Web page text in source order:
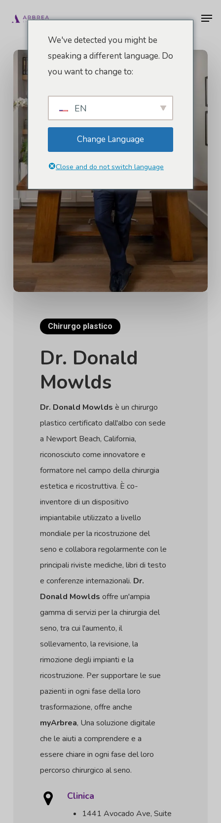
principale
Chirurgo plastico
Dr. Donald
Mowlds
Dr. Donald Mowlds è un chirurgo
plastico certificato dall'albo con sede
a Newport Beach, California,
riconosciuto come innovatore e
formatore nel campo della chirurgia
estetica e ricostruttiva. È co-
inventore di un dispositivo
impiantabile utilizzato a livello
mondiale per la ricostruzione del
seno e collabora regolarmente con le
principali riviste mediche, libri di testo
e conferenze internazionali. Dr.
Donald Mowlds offre un'ampia
gamma di servizi per la chirurgia del
seno, tra cui l'aumento, il
sollevamento, la revisione, la
rimozione degli impianti e la
ricostruzione. Per supportare le sue
pazienti in ogni fase della loro
trasformazione, offre anche
myArbrea, Una soluzione digitale
che le aiuti a comprendere e a
essere chiare in ogni fase del loro
percorso chirurgico al seno.
Clinica
1441 Avocado Ave, Suite
We've detected you might be
speaking a different language. Do
you want to change to:
EN
Change Language
Close and do not switch language